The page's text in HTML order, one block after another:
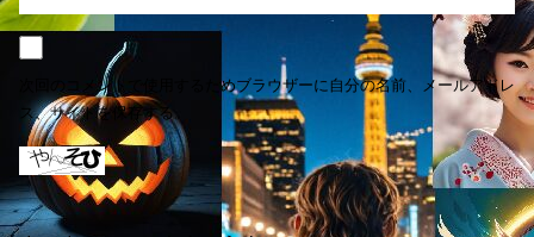
次回のコメントで使用するためブラウザーに自分の名前、メールアドレ
ス、サイトを保存する。